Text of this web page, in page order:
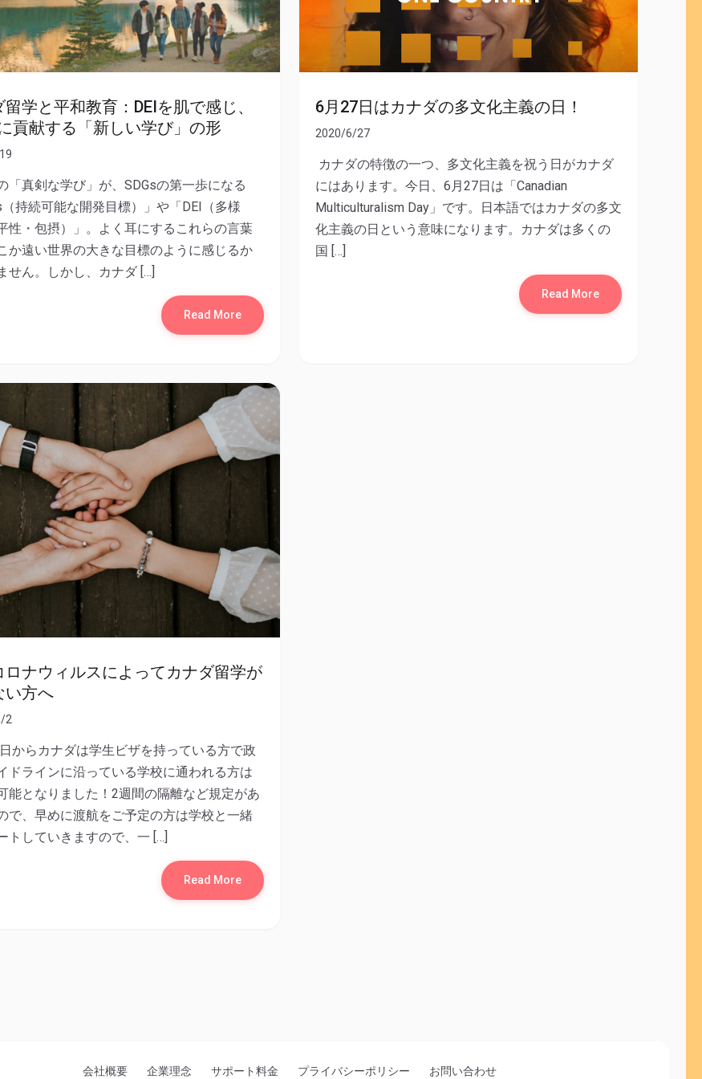
留学と平和教育：DEIを肌で感じ、
貢献する「新しい学び」の形
「真剣な学び」が、SDGsの第一歩になる
（持続可能な開発目標）」や「DEI（多様
性・包摂）」。よく耳にするこれらの言葉
か遠い世界の大きな目標のように感じるか
せん。しかし、カナダ […]
Read More
6月27日はカナダの多文化主義の日！
2020/6/27
カナダの特徴の一つ、多文化主義を祝う日がカナダ
にはあります。今日、6月27日は「Canadian
Multiculturalism Day」です。日本語ではカナダの多文
化主義の日という意味になります。カナダは多くの
国 […]
Read More
ロナウィルスによってカナダ留学が
い方へ
2
からカナダは学生ビザを持っている方で政
ドラインに沿っている学校に通われる方は
能となりました！2週間の隔離など規定があ
で、早めに渡航をご予定の方は学校と一緒
トしていきますので、一 […]
Read More
会社概要 企業理念 サポート料金 プライバシーポリシー お問い合わせ